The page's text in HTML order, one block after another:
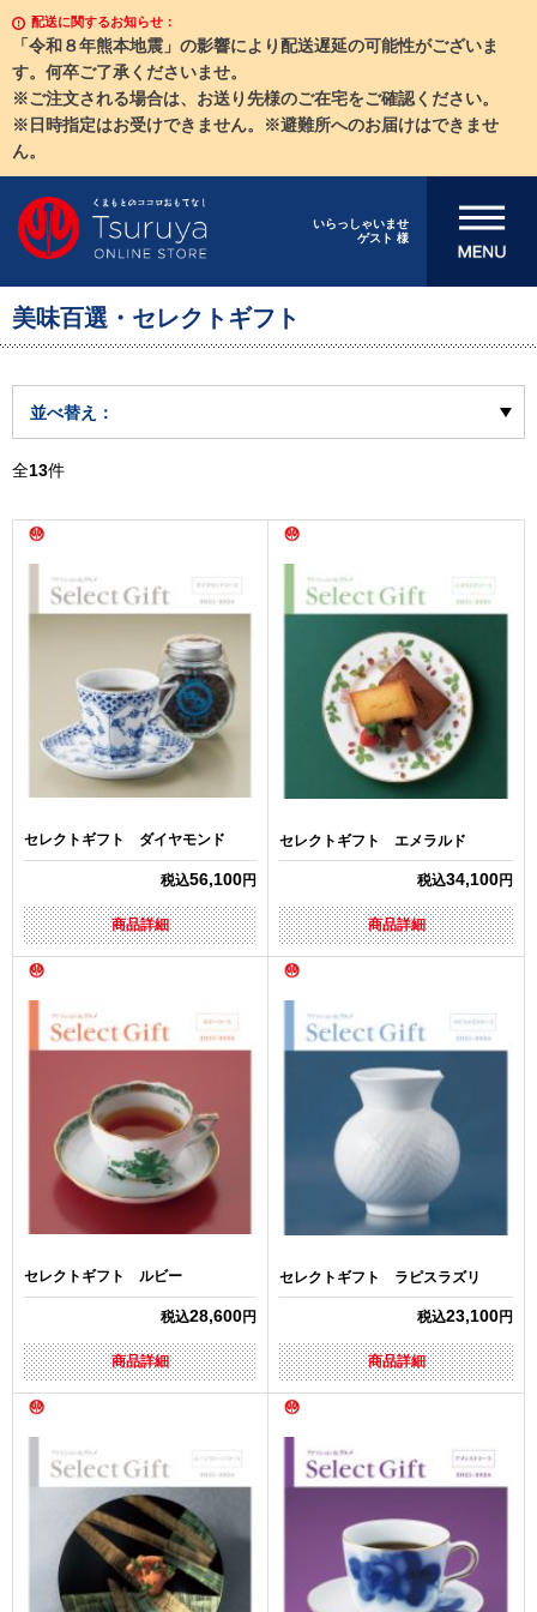
配送に関するお知らせ：
「令和８年熊本地震」の影響により配送遅延の可能性がございま
す。何卒ご了承くださいませ。
※ご注文される場合は、お送り先様のご在宅をご確認ください。
※日時指定はお受けできません。※避難所へのお届けはできませ
ん。
いらっしゃいませ
ゲスト 様
メニューを開
美味百選・セレクトギフト
並べ替え：
全13件
セレクトギフト ダイヤモンド
税込56,100円
商品詳細
セレクトギフト エメラルド
税込34,100円
商品詳細
セレクトギフト ルビー
税込28,600円
商品詳細
セレクトギフト ラピスラズリ
税込23,100円
商品詳細